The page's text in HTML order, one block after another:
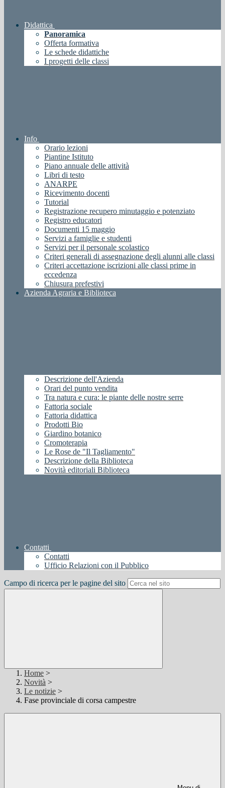
Didattica
Panoramica
Offerta formativa
Le schede didattiche
I progetti delle classi
Info
Orario lezioni
Piantine Istituto
Piano annuale delle attività
Libri di testo
ANARPE
Ricevimento docenti
Tutorial
Registrazione recupero minutaggio e potenziato
Registro educatori
Documenti 15 maggio
Servizi a famiglie e studenti
Servizi per il personale scolastico
Criteri generali di assegnazione degli alunni alle classi
Criteri accettazione iscrizioni alle classi prime in
eccedenza
Chiusura prefestivi
Azienda Agraria e Biblioteca
Descrizione dell'Azienda
Orari del punto vendita
Tra natura e cura: le piante delle nostre serre
Fattoria sociale
Fattoria didattica
Prodotti Bio
Giardino botanico
Cromoterapia
Le Rose de "Il Tagliamento"
Descrizione della Biblioteca
Novità editoriali Biblioteca
Contatti
Contatti
Ufficio Relazioni con il Pubblico
Campo di ricerca per le pagine del sito
Home >
Novità >
Le notizie >
Fase provinciale di corsa campestre